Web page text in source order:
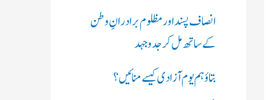
ں
:
انصاف پسند اور مظلوم برادرانِ وطن
کے ساتھ مل کر جدوجہد
بتاؤ ہم یوم آزادی کیسے منائیں؟